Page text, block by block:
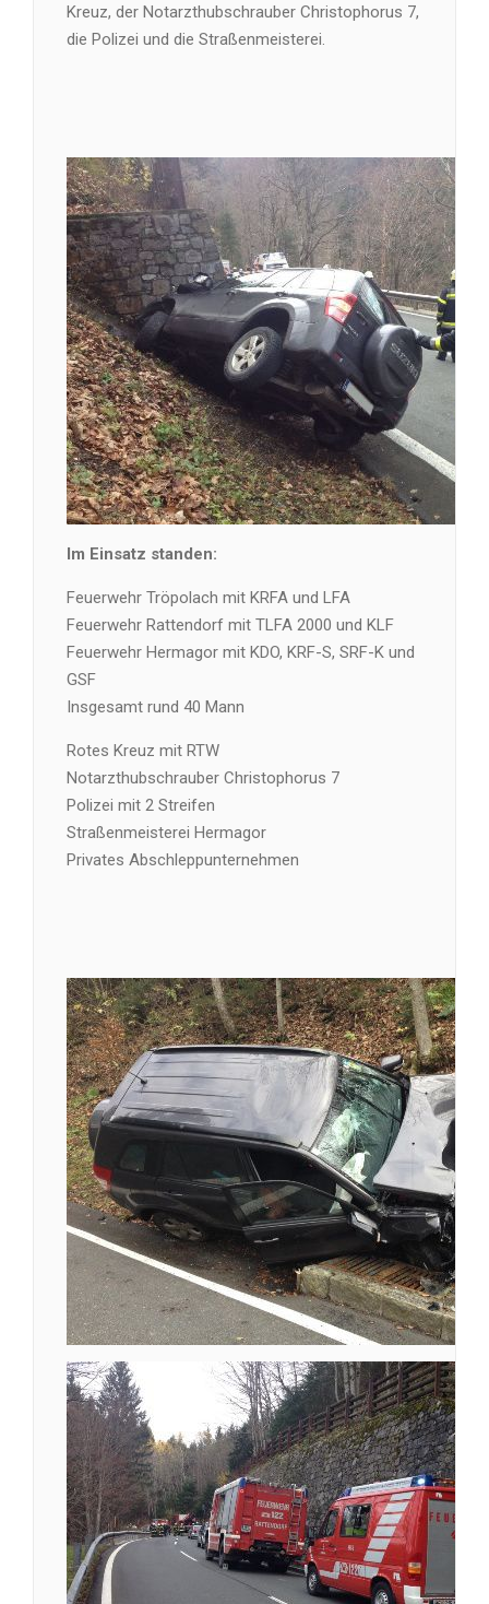
Kreuz, der Notarzthubschrauber Christophorus 7,
die Polizei und die Straßenmeisterei.
Im Einsatz standen:
Feuerwehr Tröpolach mit KRFA und LFA
Feuerwehr Rattendorf mit TLFA 2000 und KLF
Feuerwehr Hermagor mit KDO, KRF-S, SRF-K und
GSF
Insgesamt rund 40 Mann
Rotes Kreuz mit RTW
Notarzthubschrauber Christophorus 7
Polizei mit 2 Streifen
Straßenmeisterei Hermagor
Privates Abschleppunternehmen